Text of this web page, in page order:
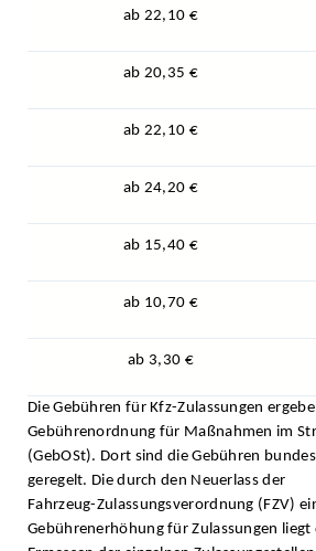
ab 22,10 €
ab 20,35 €
ab 22,10 €
ab 24,20 €
ab 15,40 €
ab 10,70 €
ab 3,30 €
Die Gebühren für Kfz-Zulassungen
Gebührenordnung für Maßnahmen im
(GebOSt). Dort sind die Gebühren
geregelt. Die durch den Neuerlass der
Fahrzeug-Zulassungsverordnung (FZV)
Gebührenerhöhung für Zulassungen liegt